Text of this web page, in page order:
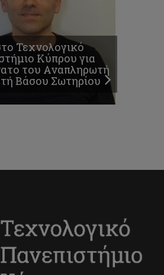
Τεχνολογικό
Κύπρου για
του Αναπληρωτή
Βάσου Σωτηρίου